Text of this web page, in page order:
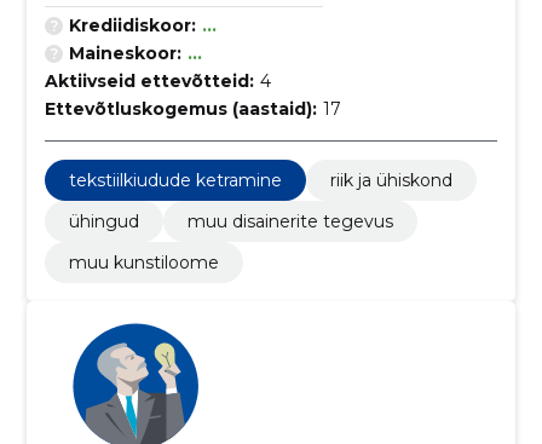
Krediidiskoor: ...
Maineskoor: ...
Aktiivseid ettevõtteid: 4
Ettevõtluskogemus (aastaid): 17
tekstiilkiudude ketramine
riik ja ühiskond
ühingud
muu disainerite tegevus
muu kunstiloome